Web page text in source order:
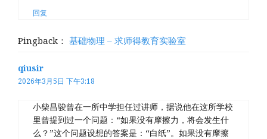
回复
Pingback： 基础物理 – 求师得教育实验室
qiusir
2026年3月5日 下午3:18
小柴昌骏曾在一所中学担任过讲师，据说他在这所学校
里曾提到过一个问题：“如果没有摩擦力，将会发生什
么？”这个问题设想的答案是：“白纸”。如果没有摩擦